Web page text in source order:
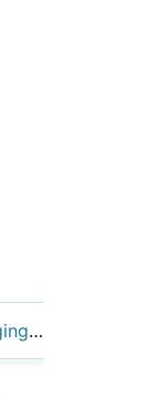
Bruk av pinolenic Acid i forebygging av osteoporose